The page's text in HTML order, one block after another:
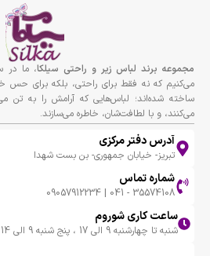
مجموعه برند لباس زير و راحتى سيلكا، ما در
می‌کنیم که نه فقط برای راحتی، بلکه برای حس
ساخته شده‌اند؛ لباس‌هایی که آرامش را به تن
می‌کنند، و با لطافت‌شان، خاطره می‌سازند.
آدرس دفتر مرکزی
تبریز- خیابان جمهوری- بن بست شهدا
شماره تماس
35574108 - 041 | 09057912234
ساعت کاری شوروم
شنبه تا چهارشنبه 9 الی 17 ، پنج شنبه 9 الی 14